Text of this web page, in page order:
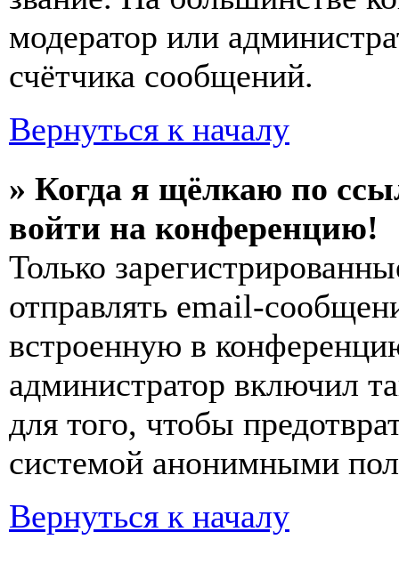
модератор или
счётчика сообщений.
Вернуться к началу
» Когда я щёлкаю по
войти на конференцию!
Только
отправлять email-
встроенную в
администратор включил
для того, чтобы
системой анонимными
Вернуться к началу